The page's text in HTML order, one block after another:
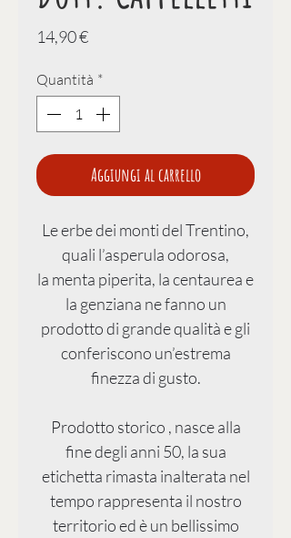
14,90 €Prezzo
Quantità *
Aggiungi al carrello
Le erbe dei monti del Trentino,
quali l’asperula odorosa,
la menta piperita, la centaurea e
la genziana ne fanno un
prodotto di grande qualità e gli
conferiscono un’estrema
finezza di gusto.
Prodotto storico , nasce alla
fine degli anni 50, la sua
etichetta rimasta inalterata nel
tempo rappresenta il nostro
territorio ed è un bellissimo